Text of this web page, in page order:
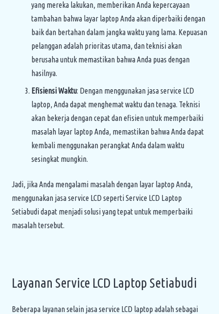
yang mereka lakukan, memberikan Anda kepercayaan
tambahan bahwa layar laptop Anda akan diperbaiki dengan
baik dan bertahan dalam jangka waktu yang lama. Kepuasan
pelanggan adalah prioritas utama, dan teknisi akan
berusaha untuk memastikan bahwa Anda puas dengan
hasilnya.
Efisiensi Waktu: Dengan menggunakan jasa service LCD
laptop, Anda dapat menghemat waktu dan tenaga. Teknisi
akan bekerja dengan cepat dan efisien untuk memperbaiki
masalah layar laptop Anda, memastikan bahwa Anda dapat
kembali menggunakan perangkat Anda dalam waktu
sesingkat mungkin.
Jadi, jika Anda mengalami masalah dengan layar laptop Anda,
menggunakan jasa service LCD seperti Service LCD Laptop
Setiabudi dapat menjadi solusi yang tepat untuk memperbaiki
masalah tersebut.
Layanan Service LCD Laptop Setiabudi
Beberapa layanan selain jasa service LCD laptop adalah sebagai